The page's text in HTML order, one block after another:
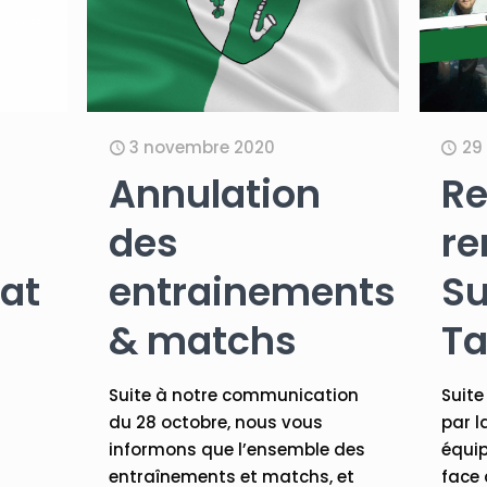
3 novembre 2020
Annulation
des
entrainements
& matchs
Suite à notre communication
du 28 octobre, nous vous
informons que l’ensemble des
entraînements et matchs, et
par
face